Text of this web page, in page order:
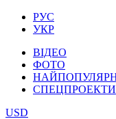
РУС
УКР
ВІДЕО
ФОТО
СПЕЦПРОЕКТИ
USD